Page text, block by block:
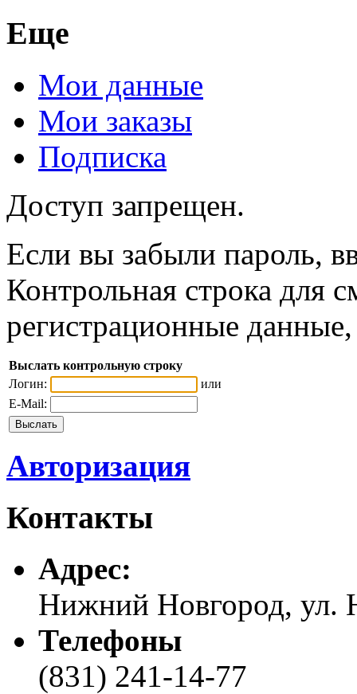
Еще
Мои данные
Мои заказы
Подписка
Доступ запрещен.
Если вы забыли пароль,
Контрольная строка для
регистрационные
Выслать контрольную строку
Логин:
или
E-Mail:
Авторизация
Контакты
Адреc:
Нижний Новгород, ул.
Телефоны
(831) 241-14-77